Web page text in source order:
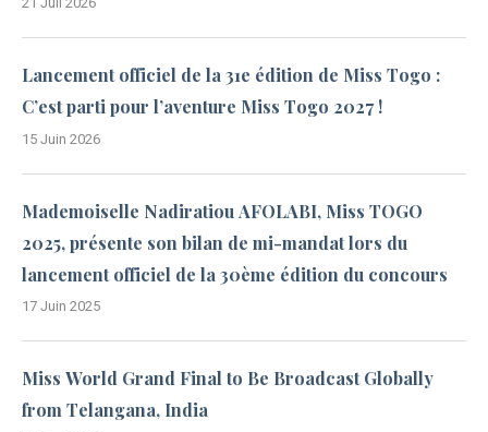
Lancement officiel de la 31e édition de Miss Togo :
C’est parti pour l’aventure Miss Togo 2027 !
15 Juin 2026
Mademoiselle Nadiratiou AFOLABI, Miss TOGO
2025, présente son bilan de mi-mandat lors du
lancement officiel de la 30ème édition du concours
17 Juin 2025
Miss World Grand Final to Be Broadcast Globally
from Telangana, India